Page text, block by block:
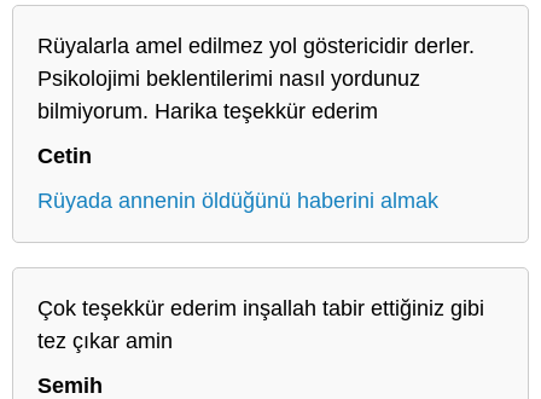
Rüyalarla amel edilmez yol göstericidir derler.
Psikolojimi beklentilerimi nasıl yordunuz
bilmiyorum. Harika teşekkür ederim
Cetin
Rüyada annenin öldüğünü haberini almak
Çok teşekkür ederim inşallah tabir ettiğiniz gibi
tez çıkar amin
Semih